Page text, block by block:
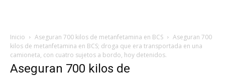
Inicio Aseguran 700 kilos de metanfetamina en BCS
Aseguran 700
kilos de metanfetamina en BCS; droga que era transportada en una
camioneta, con cuatro sujetos a bordo, hoy detenidos.
Aseguran 700 kilos de